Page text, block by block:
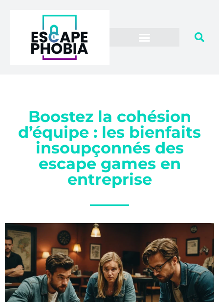
Boostez la cohésion
d’équipe : les bienfaits
insoupçonnés des
escape games en
entreprise